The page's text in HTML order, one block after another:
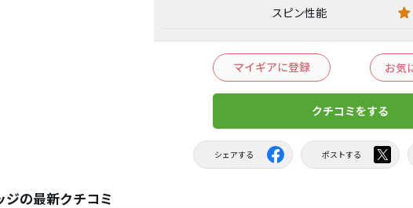
スピン性能
マイギアに登録 お気
クチコミをする
シェアする ポストする
ジの最新クチコミ